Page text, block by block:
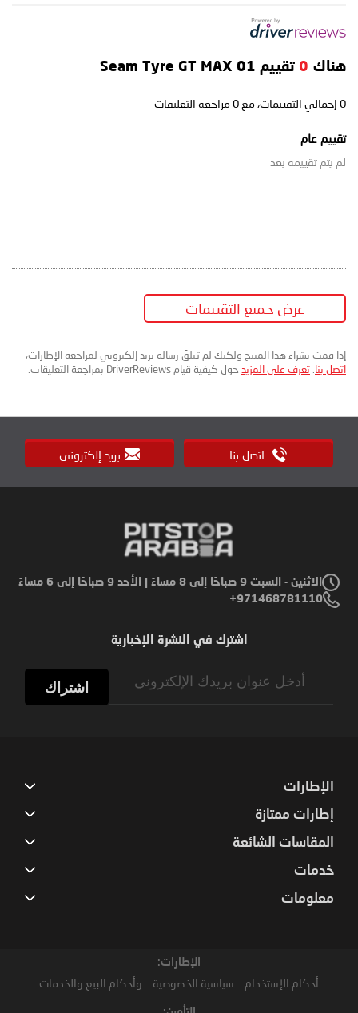
هناك 0 تقييم Seam Tyre GT MAX 01
0 إجمالي التقييمات، مع 0 مراجعة التعليقات
تقييم عام
لم يتم تقييمه بعد
عرض جميع التقييمات
إذا قمت بشراء هذا المنتج ولكنك لم تتلقَ رسالة بريد إلكتروني لمراجعة الإطارات،
اتصل بنا تعرف على المزيد حول كيفية قيام DriverReviews بمراجعة التعليقات.
اتصل بنا بريد إلكتروني
الاثنين - السبت 9 صباحًا إلى 8 مساءً | الأحد 9 صباحًا إلى 6 مساءً
971468781110+
اشترك في النشرة الإخبارية
اشتراك
الإطارات
إطارات ممتازة
المقاسات الشائعة
خدمات
معلومات
الإطارات:
أحكام الإستخدام سياسية الخصوصية وأحكام البيع والخدمات